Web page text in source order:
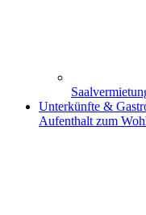
Unterkünfte &
Aufenthalt zum